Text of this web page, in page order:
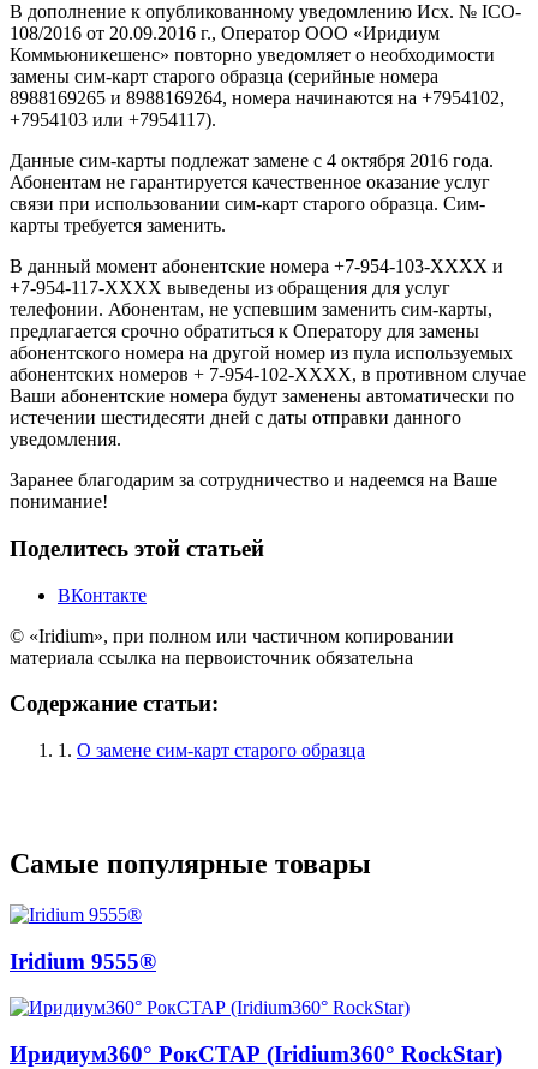
В дополнение к опубликованному уведомлению Исх. № ICO-
108/2016 от 20.09.2016 г., Оператор ООО «Иридиум
Коммьюникешенс» повторно уведомляет о необходимости
замены сим-карт старого образца (серийные номера
8988169265 и 8988169264, номера начинаются на +7954102,
+7954103 или +7954117).
Данные сим-карты подлежат замене с 4 октября 2016 года.
Абонентам не гарантируется качественное оказание услуг
связи при использовании сим-карт старого образца. Сим-
карты требуется заменить.
В данный момент абонентские номера +7-954-103-ХХХХ и
+7-954-117-ХХХХ выведены из обращения для услуг
телефонии. Абонентам, не успевшим заменить сим-карты,
предлагается срочно обратиться к Оператору для замены
абонентского номера на другой номер из пула используемых
абонентских номеров + 7-954-102-ХХХХ, в противном случае
Ваши абонентские номера будут заменены автоматически по
истечении шестидесяти дней с даты отправки данного
уведомления.
Заранее благодарим за сотрудничество и надеемся на Ваше
понимание!
Поделитесь этой статьей
ВКонтакте
© «Iridium», при полном или частичном копировании
материала ссылка на первоисточник обязательна
Содержание статьи:
1. О замене сим-карт старого образца
Самые популярные товары
Iridium 9555®
Иридиум360° РокСТАР (Iridium360° RockStar)